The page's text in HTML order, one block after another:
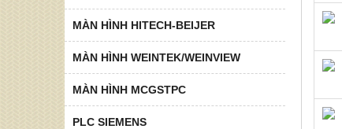
MÀN HÌNH HITECH-BEIJER
MÀN HÌNH WEINTEK/WEINVIEW
MÀN HÌNH MCGSTPC
PLC SIEMENS